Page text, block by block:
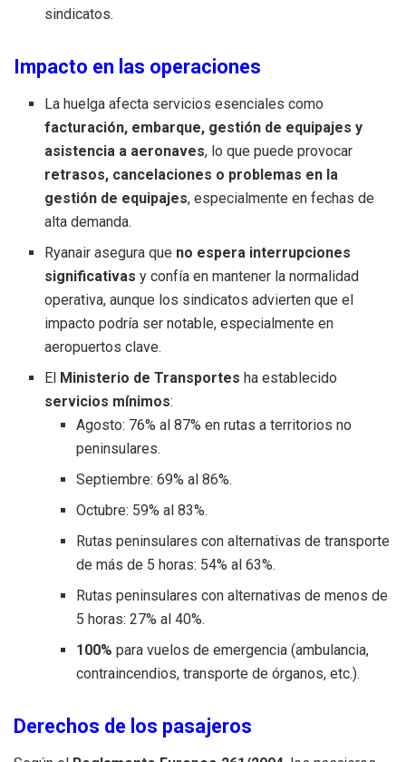
sindicatos.
Impacto en las operaciones
La huelga afecta servicios esenciales como
facturación, embarque, gestión de equipajes y
asistencia a aeronaves, lo que puede provocar
retrasos, cancelaciones o problemas en la
gestión de equipajes, especialmente en fechas de
alta demanda.
Ryanair asegura que no espera interrupciones
significativas y confía en mantener la normalidad
operativa, aunque los sindicatos advierten que el
impacto podría ser notable, especialmente en
aeropuertos clave.
El Ministerio de Transportes ha establecido
servicios mínimos:
Agosto: 76% al 87% en rutas a territorios no
peninsulares.
Septiembre: 69% al 86%.
Octubre: 59% al 83%.
Rutas peninsulares con alternativas de transporte
de más de 5 horas: 54% al 63%.
Rutas peninsulares con alternativas de menos de
5 horas: 27% al 40%.
100% para vuelos de emergencia (ambulancia,
contraincendios, transporte de órganos, etc.).
Derechos de los pasajeros